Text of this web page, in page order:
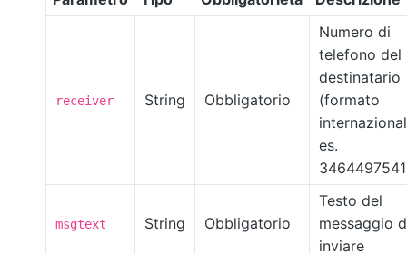
receiver String Obbligatorio
Numero di
telefono del
destinatario
(formato
es.
msgtext String Obbligatorio
Testo del
messaggio
inviare